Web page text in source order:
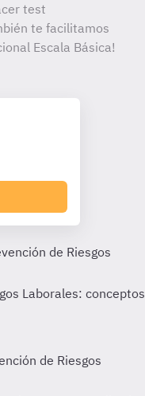
test
te facilitamos
Escala Básica!